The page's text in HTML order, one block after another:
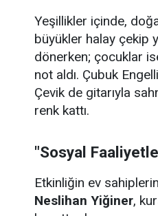
Yeşillikler içinde,
büyükler halay çekip
dönerken; çocuklar
not aldı. Çubuk
Çevik de gitarıyla
renk kattı.
"Sosyal
Etkinliğin ev
Neslihan Yiğiner,